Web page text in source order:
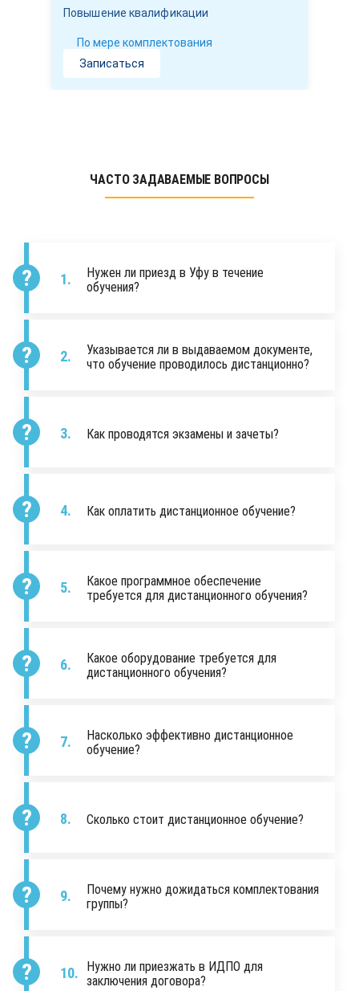
Повышение квалификации
По мере комплектования
Записаться
ЧАСТО ЗАДАВАЕМЫЕ ВОПРОСЫ
Нужен ли приезд в Уфу в течение
обучения?
Указывается ли в выдаваемом документе,
что обучение проводилось дистанционно?
Как проводятся экзамены и зачеты?
Как оплатить дистанционное обучение?
Какое программное обеспечение
требуется для дистанционного обучения?
Какое оборудование требуется для
дистанционного обучения?
Насколько эффективно дистанционное
обучение?
Сколько стоит дистанционное обучение?
Почему нужно дожидаться комплектования
группы?
Нужно ли приезжать в ИДПО для
заключения договора?